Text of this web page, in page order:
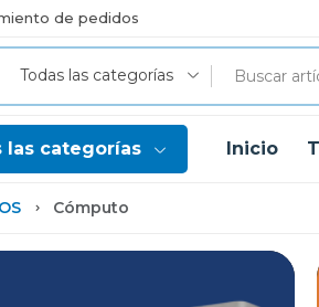
de pedidos
Todas las categorías
las categorías Inicio
Cómputo